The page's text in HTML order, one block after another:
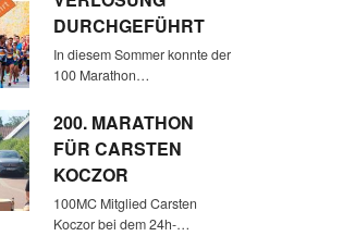
DURCHGEFÜHRT
In diesem Sommer konnte der
100 Marathon…
200. MARATHON
FÜR CARSTEN
KOCZOR
100MC Mitglied Carsten
Koczor bei dem 24h-…